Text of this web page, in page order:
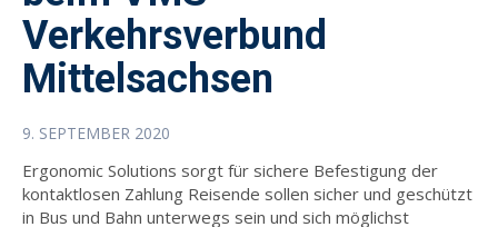
Verkehrsverbund
Mittelsachsen
9. SEPTEMBER 2020
Ergonomic Solutions sorgt für sichere Befestigung der
kontaktlosen Zahlung Reisende sollen sicher und geschützt
in Bus und Bahn unterwegs sein und sich möglichst